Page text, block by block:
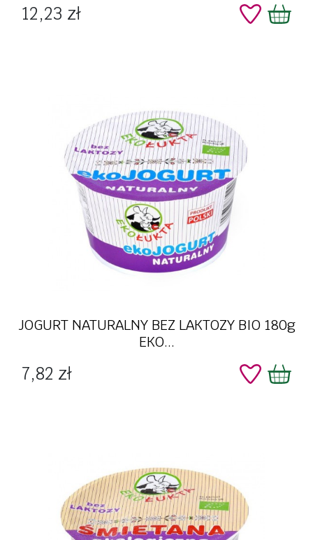
Cena
12,23 zł
JOGURT NATURALNY BEZ LAKTOZY BIO 180g
EKO...
Cena
7,82 zł